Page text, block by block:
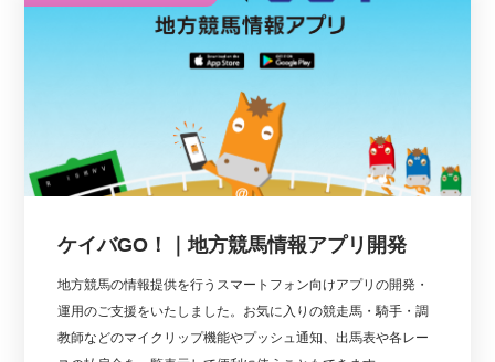
ケイバGO！｜地方競馬情報アプリ開発
地方競馬の情報提供を行うスマートフォン向けアプリの開発・
運用のご支援をいたしました。お気に入りの競走馬・騎手・調
教師などのマイクリップ機能やプッシュ通知、出馬表や各レー